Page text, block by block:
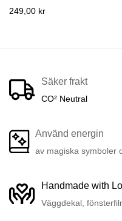
249,00 kr
Säker frakt
CO² Neutral
Använd energin
av magiska symboler
Handmade with
Väggdekal,